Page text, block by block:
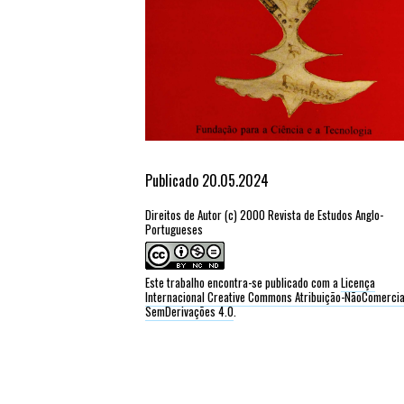
Publicado 20.05.2024
Direitos de Autor (c) 2000 Revista de Estudos Anglo-
Portugueses
Este trabalho encontra-se publicado com aLicença
Internacional Creative Commons Atribuição-
SemDerivações 4.0.